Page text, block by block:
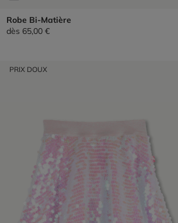
Robe Bi-Matière
dès 65,00 €
PRIX DOUX